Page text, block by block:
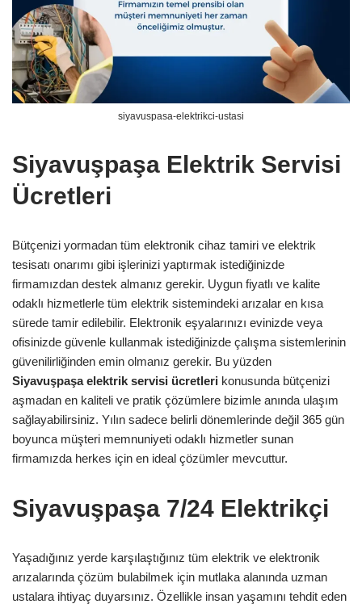
siyavuspasa-elektrikci-ustasi
Siyavuşpaşa Elektrik Servisi
Ücretleri
Bütçenizi yormadan tüm elektronik cihaz tamiri ve elektrik
tesisatı onarımı gibi işlerinizi yaptırmak istediğinizde
firmamızdan destek almanız gerekir. Uygun fiyatlı ve kalite
odaklı hizmetlerle tüm elektrik sistemindeki arızalar en kısa
sürede tamir edilebilir. Elektronik eşyalarınızı evinizde veya
ofisinizde güvenle kullanmak istediğinizde çalışma sistemlerinin
güvenilirliğinden emin olmanız gerekir. Bu yüzden
Siyavuşpaşa elektrik servisi ücretleri konusunda bütçenizi
aşmadan en kaliteli ve pratik çözümlere bizimle anında ulaşım
sağlayabilirsiniz. Yılın sadece belirli dönemlerinde değil 365 gün
boyunca müşteri memnuniyeti odaklı hizmetler sunan
firmamızda herkes için en ideal çözümler mevcuttur.
Siyavuşpaşa 7/24 Elektrikçi
Yaşadığınız yerde karşılaştığınız tüm elektrik ve elektronik
arızalarında çözüm bulabilmek için mutlaka alanında uzman
ustalara ihtiyaç duyarsınız. Özellikle insan yaşamını tehdit eden